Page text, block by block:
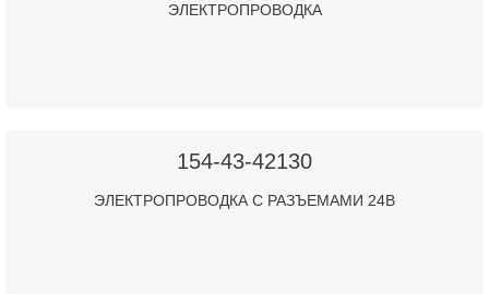
ЭЛЕКТРОПРОВОДКА
154-43-42130
ЭЛЕКТРОПРОВОДКА С РАЗЪЕМАМИ 24В